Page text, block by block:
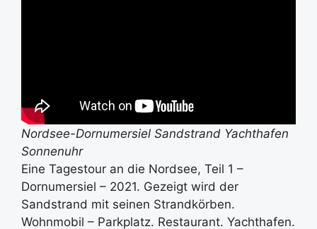
Nordsee-Dornumersiel Sandstrand Yachthafen
Sonnenuhr
Eine Tagestour an die Nordsee, Teil 1 –
Dornumersiel – 2021. Gezeigt wird der
Sandstrand mit seinen Strandkörben.
Wohnmobil – Parkplatz. Restaurant. Yachthafen.